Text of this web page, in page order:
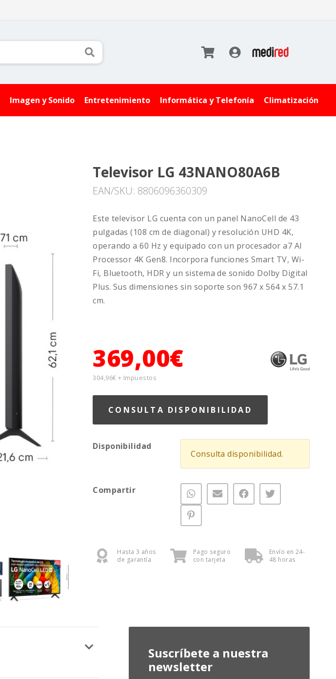
Imagen y Sonido Entretenimiento Informática y Telefonía Climatización
Televisor LG 43NANO80A6B
EAN/SKU: 8806096360309
Este televisor LG cuenta con un panel NanoCell de 43
pulgadas (108 cm de diagonal) y resolución UHD 4K,
operando a 60 Hz y equipado con un procesador a7 AI
Processor 4K Gen8. Incorpora funciones Smart TV, Wi-
Fi, Bluetooth, HDR y un sistema de sonido Dolby Digital
Plus. Sus dimensiones sin soporte son 967 x 564 x 57.1
cm.
369,00€
304,96€ + Impuestos
CONSULTA DISPONIBILIDAD
Disponibilidad
Consulta disponibilidad.
Compartir
Hasta 3 años
de garantía
Pago seguro
con tarjeta
Envío en 24-
48 horas
Suscríbete a nuestra
newsletter